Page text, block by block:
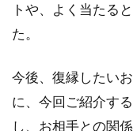
トや、よく当たる
た。
今後、復縁したい
に、今回ご紹介す
し、お相手との関